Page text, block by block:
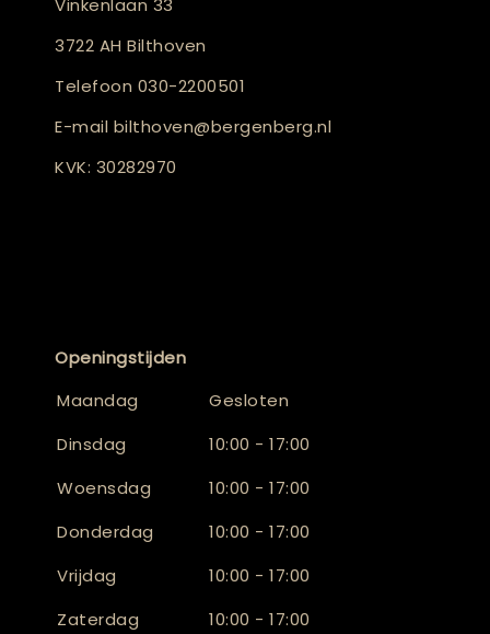
Vinkenlaan 33
3722 AH Bilthoven
Telefoon 030-2200501
E-mail bilthoven@bergenberg.nl
KVK: 30282970
Openingstijden
Maandag
Gesloten
Dinsdag
10:00 - 17:00
Woensdag
10:00 - 17:00
Donderdag
10:00 - 17:00
Vrijdag
10:00 - 17:00
Zaterdag
10:00 - 17:00